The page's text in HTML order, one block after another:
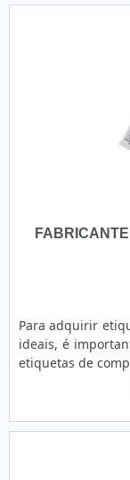
Para adquirir
ideais, é
etiquetas de